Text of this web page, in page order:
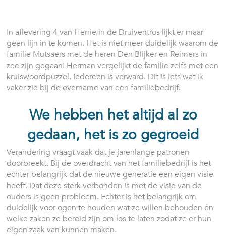
In aflevering 4 van Herrie in de Druiventros lijkt er maar
geen lijn in te komen. Het is niet meer duidelijk waarom de
familie Mutsaers met de heren Den Blijker en Reimers in
zee zijn gegaan! Herman vergelijkt de familie zelfs met een
kruiswoordpuzzel. Iedereen is verward. Dit is iets wat ik
vaker zie bij de overname van een familiebedrijf.
We hebben het altijd al zo
gedaan, het is zo gegroeid
Verandering vraagt vaak dat je jarenlange patronen
doorbreekt. Bij de overdracht van het familiebedrijf is het
echter belangrijk dat de nieuwe generatie een eigen visie
heeft. Dat deze sterk verbonden is met de visie van de
ouders is geen probleem. Echter is het belangrijk om
duidelijk voor ogen te houden wat ze willen behouden én
welke zaken ze bereid zijn om los te laten zodat ze er hun
eigen zaak van kunnen maken.